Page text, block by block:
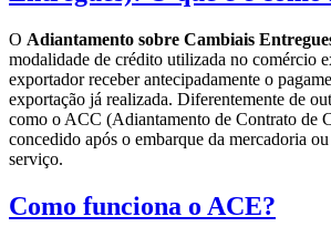
O Adiantamento sobre Cambiais
modalidade de crédito utilizada no comércio
exportador receber antecipadamente o
exportação já realizada. Diferentemente de
como o ACC (Adiantamento de Contrato de
concedido após o embarque da mercadoria
serviço.
Como funciona o ACE?